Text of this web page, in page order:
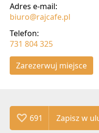
Adres e-mail:
biuro@rajcafe.pl
Telefon:
731 804 325
Zarezerwuj miejsce
691